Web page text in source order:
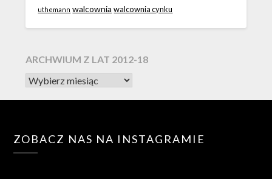
uthemann walcownia walcownia cynku
ARCHWIUM Z LAT 2012-18
ZOBACZ NAS NA INSTAGRAMIE